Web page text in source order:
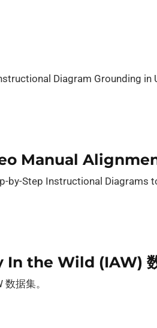
Diagram Grounding in
Manual
by-Step Instructional Diagrams
In the Wild (IAW)
据集。